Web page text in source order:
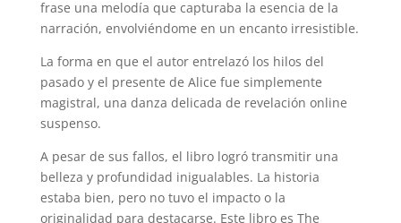
frase una melodía que capturaba la esencia de la
narración, envolviéndome en un encanto irresistible.
La forma en que el autor entrelazó los hilos del
pasado y el presente de Alice fue simplemente
magistral, una danza delicada de revelación online
suspenso.
A pesar de sus fallos, el libro logró transmitir una
belleza y profundidad inigualables. La historia
estaba bien, pero no tuvo el impacto o la
originalidad para destacarse. Este libro es The